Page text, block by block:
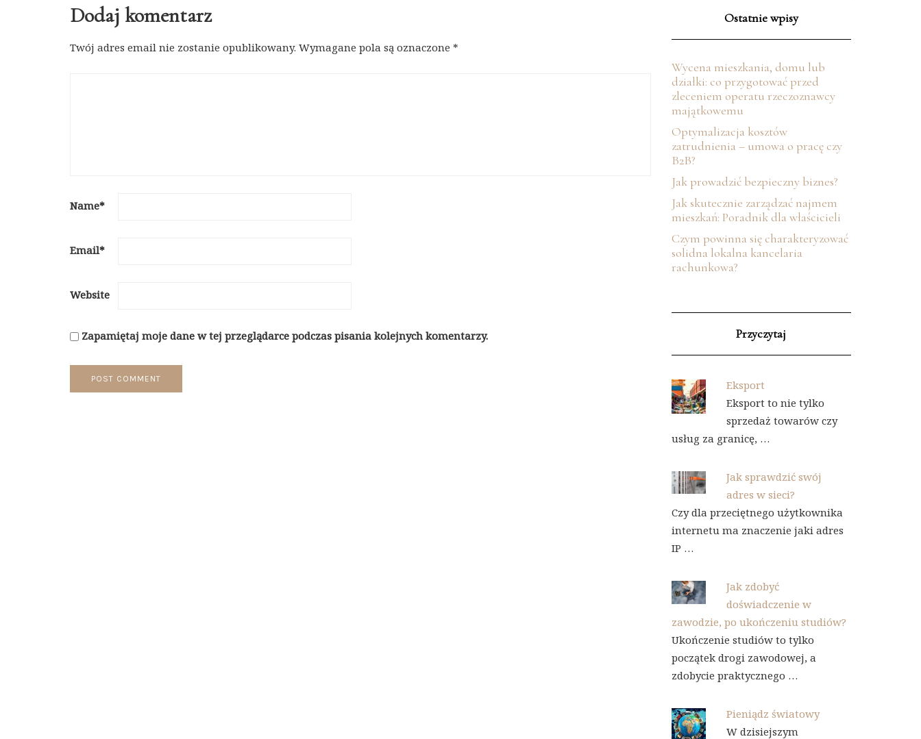
Dodaj komentarz
Twój adres email nie zostanie opublikowany. Wymagane pola są oznaczone *
Name*
Email*
Website
Zapamiętaj moje dane w tej przeglądarce podczas pisania kolejnych komentarzy.
Ostatnie wpisy
Wycena mieszkania, domu lub
działki: co przygotować przed
zleceniem operatu rzeczoznawcy
majątkowemu
Optymalizacja kosztów
zatrudnienia – umowa o pracę czy
B2B?
Jak prowadzić bezpieczny biznes?
Jak skutecznie zarządzać najmem
mieszkań: Poradnik dla właścicieli
Czym powinna się charakteryzować
solidna lokalna kancelaria
rachunkowa?
Przyczytaj
Eksport
Eksport to nie tylko
sprzedaż towarów czy
usług za granicę, …
Jak sprawdzić swój
adres w sieci?
Czy dla przeciętnego użytkownika
internetu ma znaczenie jaki adres
IP …
Jak zdobyć
doświadczenie w
zawodzie, po ukończeniu studiów?
Ukończenie studiów to tylko
początek drogi zawodowej, a
zdobycie praktycznego …
Pieniądz światowy
W dzisiejszym